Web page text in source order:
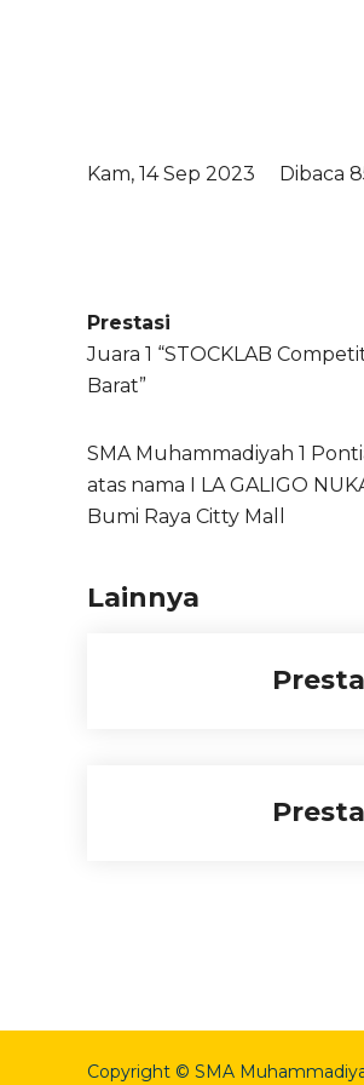
Kam, 14 Sep 2023 Dibaca
Prestasi
Juara 1 “STOCKLAB
Barat”
SMA Muhammadiyah 1
atas nama I LA GALIGO
Bumi Raya Citty Mall
Lainnya
Copyright © SMA